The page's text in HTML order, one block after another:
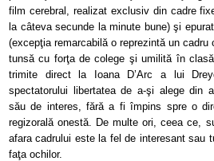
film cerebral, realizat exclusiv din cadre
la câteva secunde la minute bune) şi
(excepţia remarcabilă o reprezintă un
tunsă cu forţa de colege şi umilită în
trimite direct la Ioana D’Arc a lui
spectatorului libertatea de a-şi alege din
său de interes, fără a fi împins spre o
regizorală onestă. De multe ori, ceea ce,
afara cadrului este la fel de interesant sau
faţa ochilor.